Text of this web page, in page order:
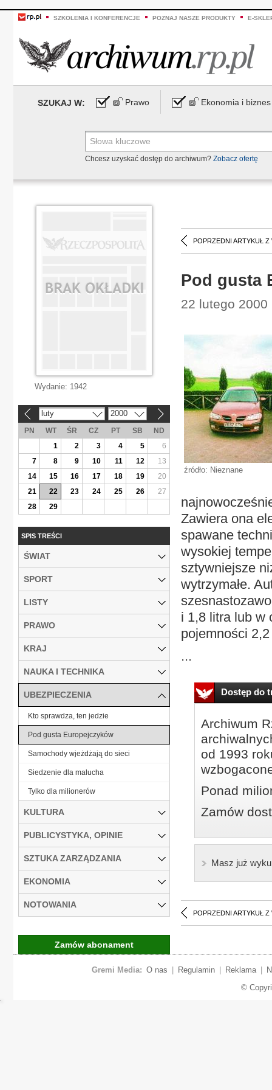
SZKOLENIA I KONFERENCJE POZNAJ NASZE PRODUKTY E-
SZUKAJ W: Prawo Ekonomia i biznes
Chcesz uzyskać dostęp do archiwum? Zobacz ofertę
POPRZEDNI ARTYKUŁ Z
Pod gusta
22 lutego
źródło: Nieznane
Zawiera ona
spawane
wysokiej
sztywniejsze
wytrzymałe.
i 1,8 litra lub w
pojemności
...
Dostęp do
Archiwum
od 1993
Ponad
Zamów
Masz już
POPRZEDNI ARTYKUŁ Z
Wydanie: 1942
luty 2000
PN WT ŚR CZ PT SB
ND
1
2 3 4 5
6
7
8 9 10 11 12
13
14
15 16 17 18 19
20
21
22 23 24 25 26
27
28
29
SPIS TREŚCI
ŚWIAT
SPORT
LISTY
PRAWO
KRAJ
NAUKA I TECHNIKA
UBEZPIECZENIA
Kto sprawdza, ten jedzie
Pod gusta Europejczyków
Samochody wjeżdżają do sieci
Siedzenie dla malucha
Tylko dla milionerów
KULTURA
PUBLICYSTYKA, OPINIE
SZTUKA ZARZĄDZANIA
EKONOMIA
NOTOWANIA
Zamów abonament
Gremi Media: O nas Regulamin Reklama
©